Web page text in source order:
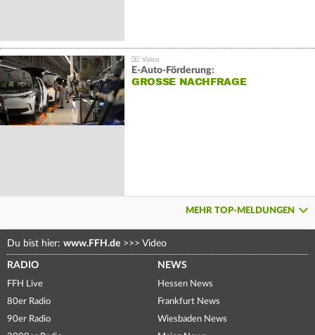
E-Auto-Förderung:
GROSSE NACHFRAGE
MEHR TOP-MELDUNGEN
Du bist hier: www.FFH.de >>> Video
RADIO
FFH Live
80er Radio
90er Radio
NEWS
Hessen News
Frankfurt News
Wiesbaden News